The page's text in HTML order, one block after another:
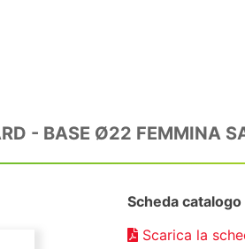
- BASE Ø22 FEMMINA
Scheda
Scarica la